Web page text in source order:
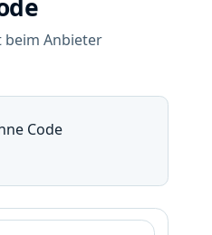
beim Anbieter
Code